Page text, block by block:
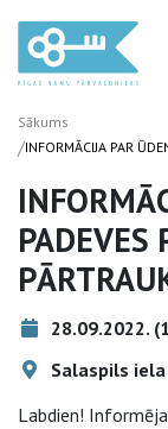
Sākums
/INFORMĀCIJA PAR
PADEVES
28.09.2022.
Salaspils
Labdien!